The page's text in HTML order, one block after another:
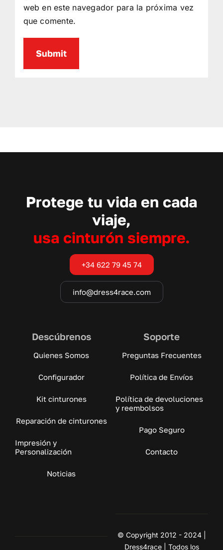
web en este navegador para la próxima vez
que comente.
Protege tu vida en cada
viaje,
usa cinturón siempre.
+34 622 79 45 74
info@dress4race.com
Descúbrenos
Quienes Somos
Configurador
Kit cinturones
Reparación de cinturones
Impresión y
Personalización
Noticias
Soporte
Preguntas Frecuentes
Política de Envíos
Política de devoluciones
y reembolsos
Pago Seguro
Contacto
© Copyright 2012 - 2024 |
Dress4race | Todos los